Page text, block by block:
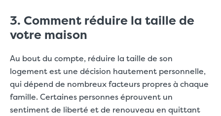
3. Comment réduire la taille de
votre maison
Au bout du compte, réduire la taille de son
logement est une décision hautement personnelle,
qui dépend de nombreux facteurs propres à chaque
famille. Certaines personnes éprouvent un
sentiment de liberté et de renouveau en quittant